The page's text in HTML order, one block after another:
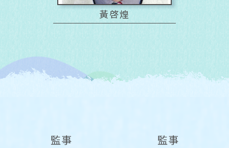
黃啓煌
監事 監事